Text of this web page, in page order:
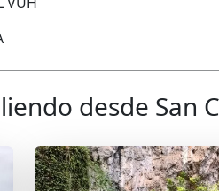
desde San